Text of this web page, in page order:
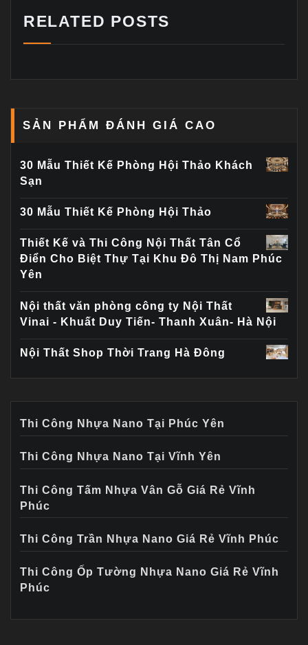
RELATED POSTS
SẢN PHẨM ĐÁNH GIÁ CAO
30 Mẫu Thiết Kế Phòng Hội Thảo Khách
Sạn
30 Mẫu Thiết Kế Phòng Hội Thảo
Thiết Kế và Thi Công Nội Thất Tân Cổ
Điển Cho Biệt Thự Tại Khu Đô Thị Nam Phúc
Yên
Nội thất văn phòng công ty Nội Thất
Vinai - Khuất Duy Tiến- Thanh Xuân- Hà Nội
Nội Thất Shop Thời Trang Hà Đông
Thi Công Nhựa Nano Tại Phúc Yên
Thi Công Nhựa Nano Tại Vĩnh Yên
Thi Công Tấm Nhựa Vân Gỗ Giá Rẻ Vĩnh
Phúc
Thi Công Trần Nhựa Nano Giá Rẻ Vĩnh Phúc
Thi Công Ốp Tường Nhựa Nano Giá Rẻ Vĩnh
Phúc